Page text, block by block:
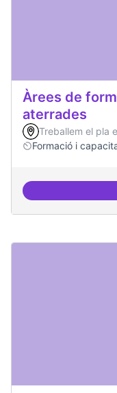
Àrees de
aterrades
Treballem el pla
Formació i